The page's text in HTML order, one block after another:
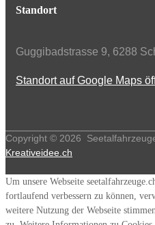
Standort
Guggibadstrasse 9, 6288
Standort auf Google Maps
Copyright © 2026
Kreativeidee.ch
Um unsere Webseite
fortlaufend verbessern zu können,
weitere Nutzung der Webseite